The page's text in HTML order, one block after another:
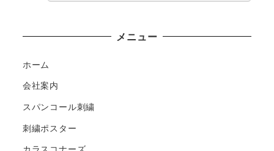
メニュー
ホーム
会社案内
スパンコール刺繍
刺繍ポスター